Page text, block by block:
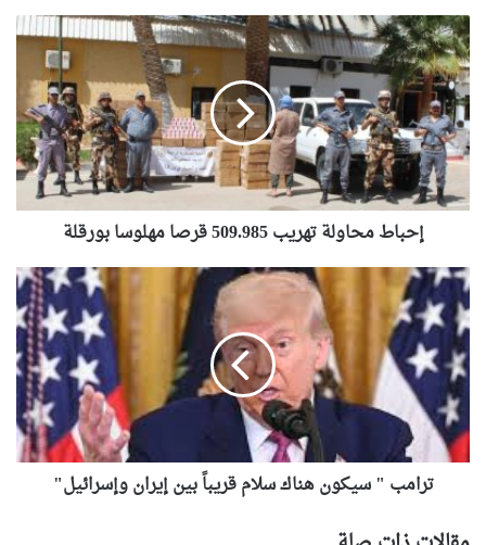
إحباط
محاولة
تهريب
509.985
قرصا
مهلوسا
بورقلة
إحباط محاولة تهريب 509.985 قرصا مهلوسا بورقلة
ترامب
"
سيكون
هناك
سلام
قريباً
بين
إيران
وإسرائيل"
ترامب " سيكون هناك سلام قريباً بين إيران وإسرائيل"